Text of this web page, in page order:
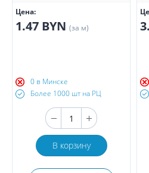
Цена:
1.47 BYN (за м)
0 в Минске
Более 1000 шт на РЦ
В корзину